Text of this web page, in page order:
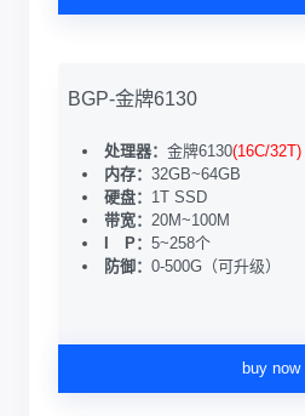
BGP-金牌6130
处理器： 金牌6130(16C/32T)
内存： 32GB~64GB
硬盘： 1T SSD
带宽： 20M~100M
I P： 5~258个
防御： 0-500G（可升级）
buy now